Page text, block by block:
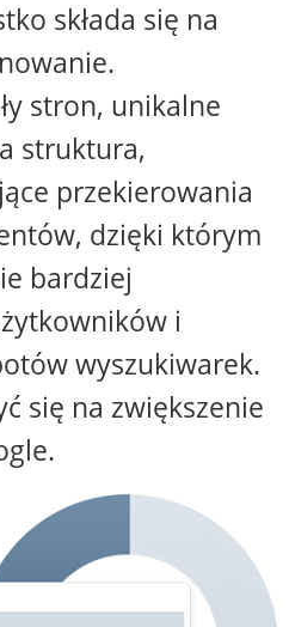
składa się na
stron, unikalne
struktura,
przekierowania
dzięki którym
bardziej
i
wyszukiwarek.
się na zwiększenie